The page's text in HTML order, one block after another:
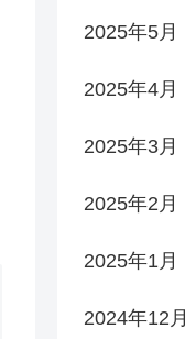
2025年5月
2025年4月
2025年3月
2025年2月
2025年1月
2024年12月